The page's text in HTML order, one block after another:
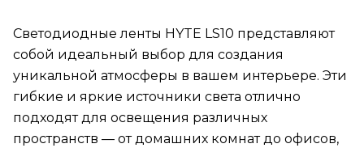
Светодиодные ленты HYTE LS10 представляют
собой идеальный выбор для создания
уникальной атмосферы в вашем интерьере. Эти
гибкие и яркие источники света отлично
подходят для освещения различных
пространств — от домашних комнат до офисов,